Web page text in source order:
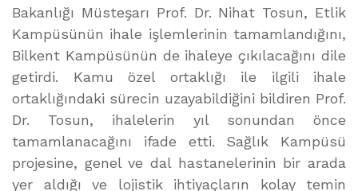
Bakanlığı Müsteşarı Prof. Dr. Nihat Tosun, Etlik
Kampüsünün ihale işlemlerinin tamamlandığını,
Bilkent Kampüsünün de ihaleye çıkılacağını dile
getirdi. Kamu özel ortaklığı ile ilgili ihale
ortaklığındaki sürecin uzayabildiğini bildiren Prof.
Dr. Tosun, ihalelerin yıl sonundan önce
tamamlanacağını ifade etti. Sağlık Kampüsü
projesine, genel ve dal hastanelerinin bir arada
yer aldığı ve lojistik ihtiyaçların kolay temin